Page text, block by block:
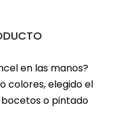
en las manos?
colores, elegido el
o pintado